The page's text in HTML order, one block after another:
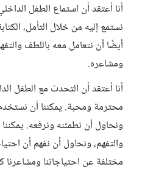
أنا أعتقد أن استماع الطفل
نستمع إليه من خلال التأمل،
أيضًا أن نتعامل معه باللطف
ومشاعره.
أنا أعتقد أن التحدث مع الطفل
محترمة ومحبة. يمكننا أن
ونحاول أن نطمئنه ونرفعه.
والتفهم، ونحاول أن نفهم أن
مختلفة عن احتياجاتنا ومشاعرنا